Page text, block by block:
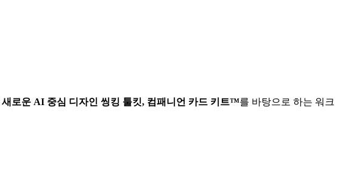
새로운 AI 중심 디자인 씽킹 툴킷, 컴패니언 카드 키트™를 바탕으로 하는 워크